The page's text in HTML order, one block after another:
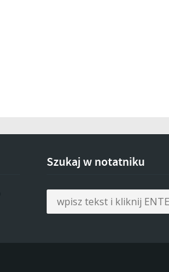
Szukaj w notatniku